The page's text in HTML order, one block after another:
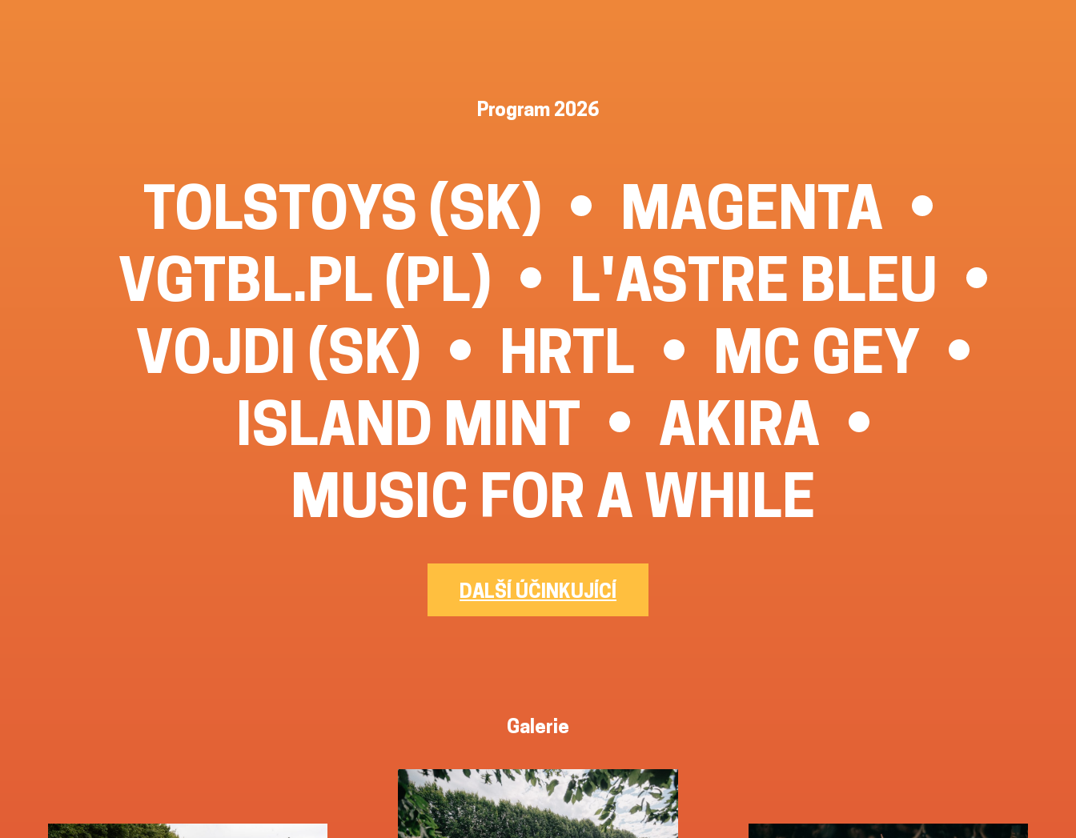
Program 2026
TOLSTOYS (SK)
MAGENTA
VGTBL.PL (PL)
L'ASTRE BLEU
VOJDI (SK)
HRTL
MC GEY
ISLAND MINT
AKIRA
MUSIC FOR A WHILE
DALŠÍ ÚČINKUJÍCÍ
Galerie